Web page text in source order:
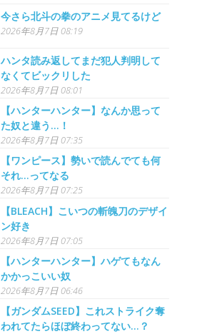
今さら北斗の拳のアニメ見てるけど
2026年8月7日 08:19
ハンタ読み返してまだ犯人判明して
なくてビックリした
2026年8月7日 08:01
【ハンターハンター】なんか思って
た奴と違う…！
2026年8月7日 07:35
【ワンピース】勢いで読んでても何
それ…ってなる
2026年8月7日 07:25
【BLEACH】こいつの斬魄刀のデザイ
ン好き
2026年8月7日 07:05
【ハンターハンター】ハゲてもなん
かかっこいい奴
2026年8月7日 06:46
【ガンダムSEED】これストライク奪
われてたらほぼ終わってない…？